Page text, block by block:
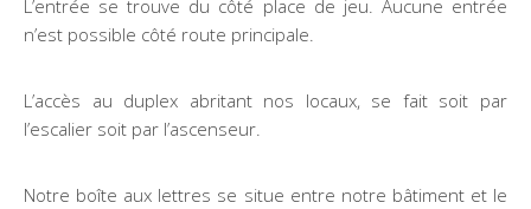
L’entrée se trouve du côté place de jeu. Aucune entrée
n’est possible côté route principale.
L’accès au duplex abritant nos locaux, se fait soit par
l’escalier soit par l’ascenseur.
Notre boîte aux lettres se situe entre notre bâtiment et le